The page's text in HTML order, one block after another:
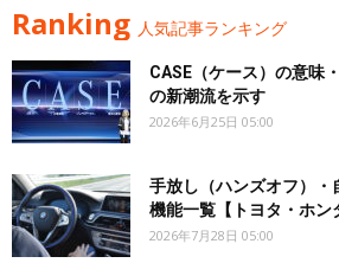
Ranking 人気記事ランキング
CASE（ケース）の意味
の新潮流を示す
2026年6月25日 05:00
手放し（ハンズオフ）・
機能一覧【トヨタ・ホン
2026年7月28日 05:00